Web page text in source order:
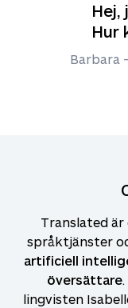
Hej,
Hur
Barbara
Translated
språktjänster
artificiell
översättare
lingvisten